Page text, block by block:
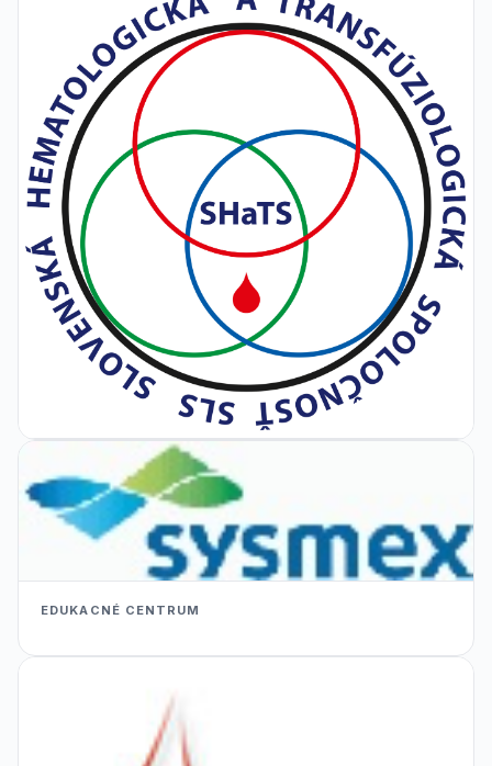
EDUKACNÉ CENTRUM